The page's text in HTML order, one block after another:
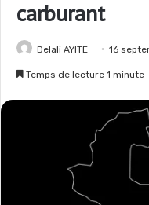
carburant
Delali AYITE 16
Temps de lecture 1 minute